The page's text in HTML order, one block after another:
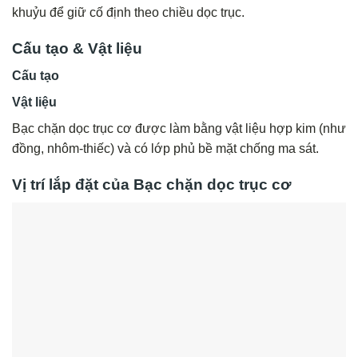
khuỷu để giữ cố định theo chiều dọc trục.
Cấu tạo & Vật liệu
Cấu tạo
Vật liệu
Bạc chặn dọc trục cơ được làm bằng vật liệu hợp kim (như
đồng, nhôm-thiếc) và có lớp phủ bề mặt chống ma sát.
Vị trí lắp đặt của Bạc chặn dọc trục cơ